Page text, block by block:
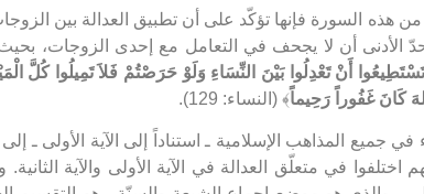
أما الآية 129 من هذه السورة فإنها تؤكّد على أن تطبيق العدالة بين
الأدنى أن لا يجحف في التعامل مع إحدى الزوجات،
أَنْ تَعْدِلُوا بَيْنَ النِّسَاءِ وَلَوْ حَرَصْتُمْ فَلاَ تَمِيلُوا كُلَّ
كَانَ غَفُوراً رَحِيماً﴾ (النساء: 129).
في جميع المذاهب الإسلامية ـ استناداً إلى الآية الأولى ـ
اختلفوا في متعلّق العدالة في الآية الأولى والآية